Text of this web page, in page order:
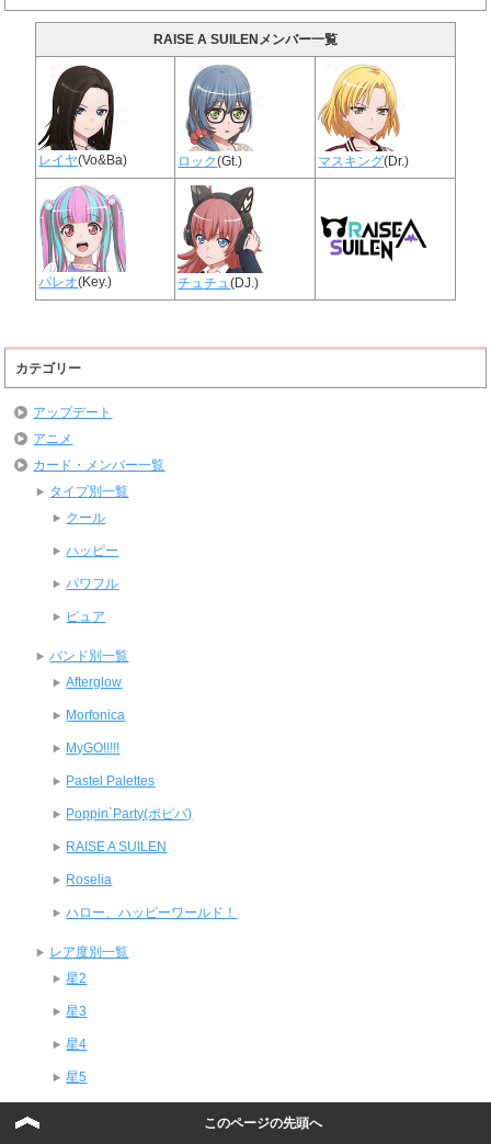
RAISE A SUILENメンバー一覧
レイヤ(Vo&Ba) ロック(Gt.) マスキング(Dr.)
パレオ(Key.) チュチュ(DJ.)
カテゴリー
アップデート
アニメ
カード・メンバー一覧
タイプ別一覧
クール
ハッピー
パワフル
ピュア
バンド別一覧
Afterglow
Morfonica
MyGO!!!!!
Pastel Palettes
Poppin`Party(ポピパ)
RAISE A SUILEN
Roselia
ハロー、ハッピーワールド！
レア度別一覧
星2
星3
星4
星5
ガルパ基本攻略
このページの先頭へ